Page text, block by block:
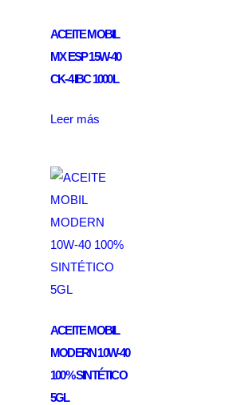
ACEITE MOBIL
MX ESP 15W-40
CK-4 IBC 1000L
Leer más
ACEITE MOBIL
MODERN 10W-40
100% SINTÉTICO
5GL